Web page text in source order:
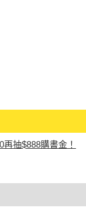
抽$888購書金！